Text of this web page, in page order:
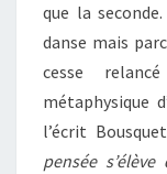
que la
danse mais
cesse
métaphysique
l’écrit
pensée